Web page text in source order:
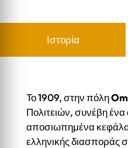
Ιστορία
Το 1909, στην πόλη
Πολιτειών, συνέβη ένα
αποσιωπημένα
ελληνικής διασποράς